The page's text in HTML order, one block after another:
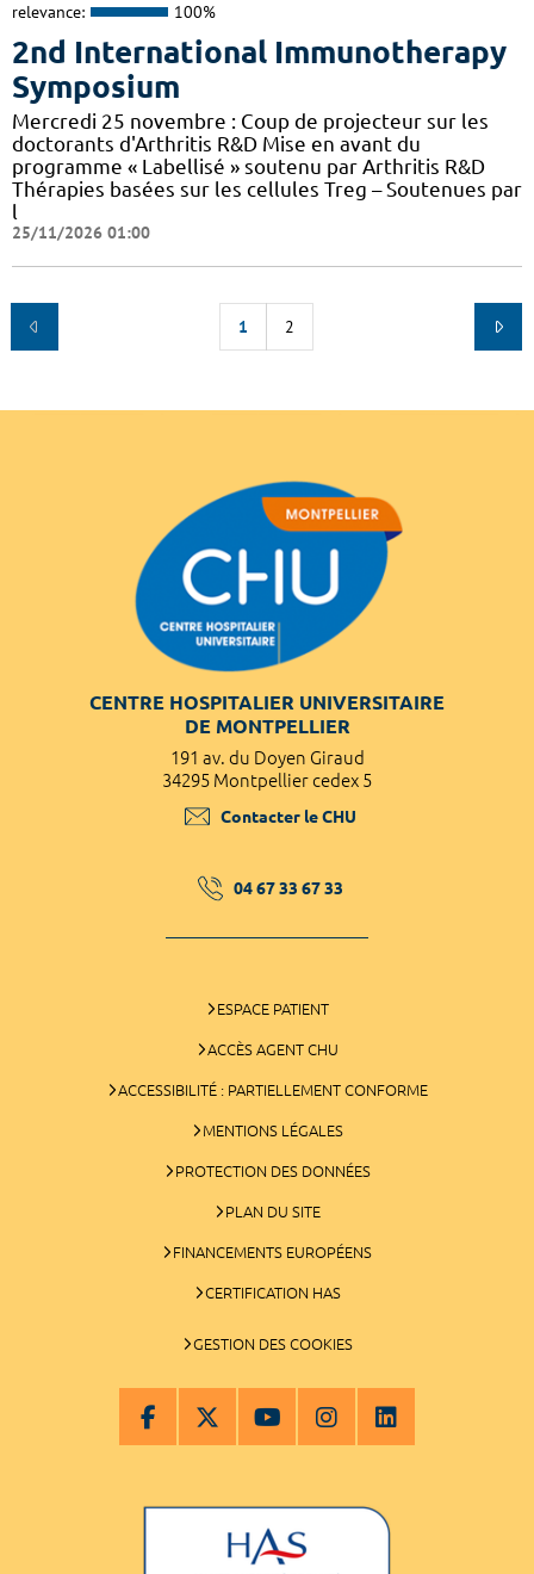
relevance: 100%
2nd International Immunotherapy
Symposium
Mercredi 25 novembre : Coup de projecteur sur les
doctorants d'Arthritis R&D Mise en avant du
programme « Labellisé » soutenu par Arthritis R&D
Thérapies basées sur les cellules Treg – Soutenues par
l
25/11/2026 01:00
1 2
CENTRE HOSPITALIER UNIVERSITAIRE
DE MONTPELLIER
191 av. du Doyen Giraud
34295 Montpellier cedex 5
Contacter le CHU
04 67 33 67 33
ESPACE PATIENT
ACCÈS AGENT CHU
ACCESSIBILITÉ : PARTIELLEMENT CONFORME
MENTIONS LÉGALES
PROTECTION DES DONNÉES
PLAN DU SITE
FINANCEMENTS EUROPÉENS
CERTIFICATION HAS
GESTION DES COOKIES